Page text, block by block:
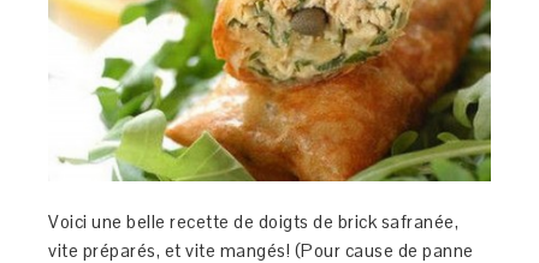
Voici une belle recette de doigts de brick safranée,
vite préparés, et vite mangés! (Pour cause de panne